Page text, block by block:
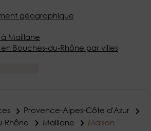
géographique
Maillane
Bouches-du-Rhône par villes
Provence-Alpes-Côte d'Azur
Rhône
Maillane Maison